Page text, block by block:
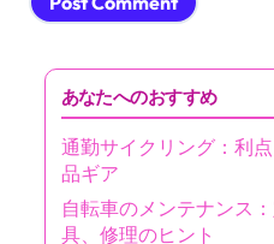
あなたへのおすすめ
通勤サイクリング：利
品ギア
自転車のメンテナンス
具、修理のヒント